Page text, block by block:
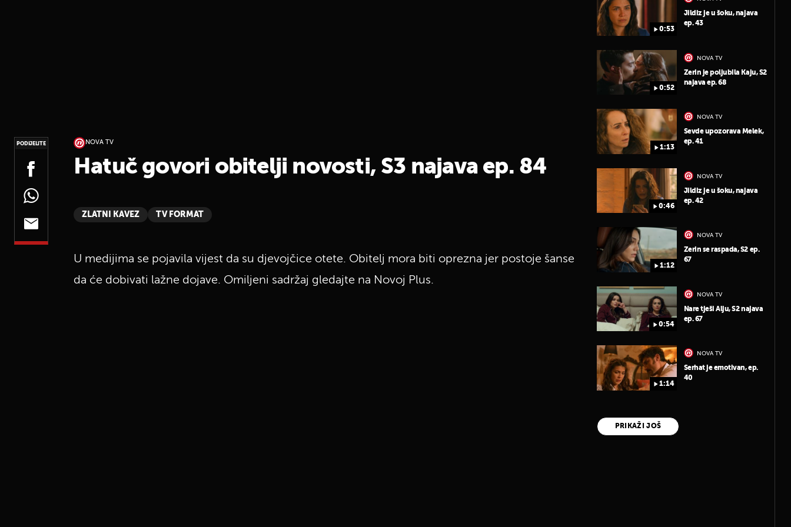
PODIJELITE NOVA TV
Hatuč govori obitelji novosti, S3 najava ep. 84
ZLATNI KAVEZ TV FORMAT
U medijima se pojavila vijest da su djevojčice otete. Obitelj mora biti oprezna jer postoje šanse
da će dobivati lažne dojave. Omiljeni sadržaj gledajte na Novoj Plus.
0:53
Jildiz je u šoku, najava
ep. 43
0:52
NOVA TV
Zerin je poljubila Kaju, S2
najava ep. 68
1:13
NOVA TV
Sevde upozorava Melek,
ep. 41
0:46
NOVA TV
Jildiz je u šoku, najava
ep. 42
1:12
NOVA TV
Zerin se raspada, S2 ep.
67
0:54
NOVA TV
Nare tješi Alju, S2 najava
ep. 67
1:14
NOVA TV
Serhat je emotivan, ep.
40
PRIKAŽI JOŠ